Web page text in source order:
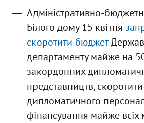
Адміністративно-
Білого дому 15 квітня
скоротити бюджет
департаменту майже на
закордонних
представництв, скоротити
дипломатичного
фінансування майже